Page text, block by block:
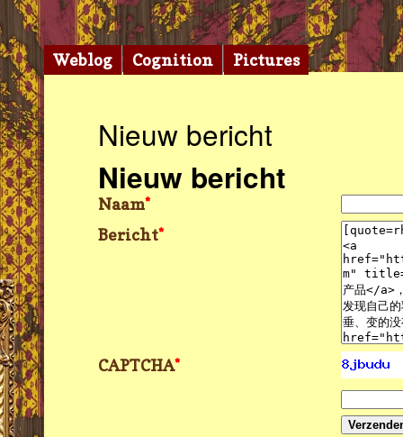
Nieuw bericht
Nieuw bericht
Naam*
Bericht*
CAPTCHA*
Weblog Cognition Pictures